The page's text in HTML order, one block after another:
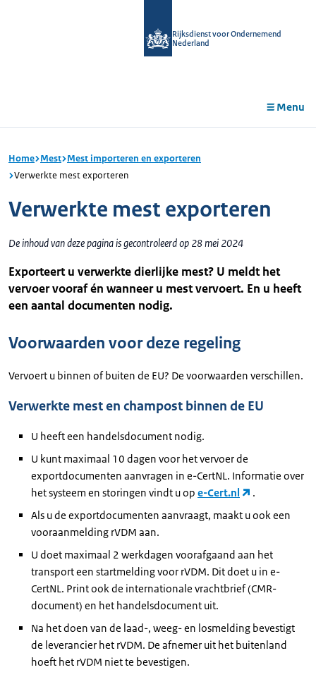
Rijksdienst voor Ondernemend
Nederland
Menu
Home Mest Mest importeren en exporteren
Verwerkte mest exporteren
Verwerkte mest exporteren
De inhoud van deze pagina is gecontroleerd op 28 mei 2024
Exporteert u verwerkte dierlijke mest? U meldt het
vervoer vooraf én wanneer u mest vervoert. En u heeft
een aantal documenten nodig.
Voorwaarden voor deze regeling
Vervoert u binnen of buiten de EU? De voorwaarden verschillen.
Verwerkte mest en champost binnen de EU
U heeft een handelsdocument nodig.
U kunt maximaal 10 dagen voor het vervoer de
exportdocumenten aanvragen in e-CertNL. Informatie over
het systeem en storingen vindt u op e-Cert.nl
.
Als u de exportdocumenten aanvraagt, maakt u ook een
vooraanmelding rVDM aan.
U doet maximaal 2 werkdagen voorafgaand aan het
transport een startmelding voor rVDM. Dit doet u in e-
CertNL. Print ook de internationale vrachtbrief (CMR-
document) en het handelsdocument uit.
Na het doen van de laad-, weeg- en losmelding bevestigt
de leverancier het rVDM. De afnemer uit het buitenland
hoeft het rVDM niet te bevestigen.